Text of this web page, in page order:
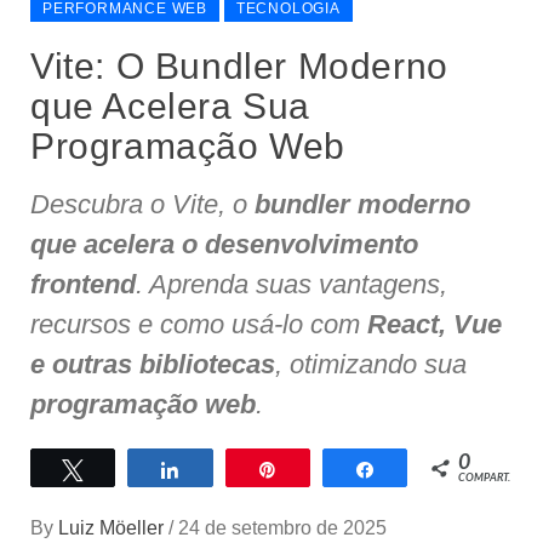
PERFORMANCE WEB TECNOLOGIA
Vite: O Bundler Moderno
que Acelera Sua
Programação Web
Descubra o Vite, o bundler moderno
que acelera o desenvolvimento
frontend. Aprenda suas vantagens,
recursos e como usá-lo com React, Vue
e outras bibliotecas, otimizando sua
programação web.
Compartilhar Compartilhar
0
COMPART.
By Luiz Möeller / 24 de setembro de 2025